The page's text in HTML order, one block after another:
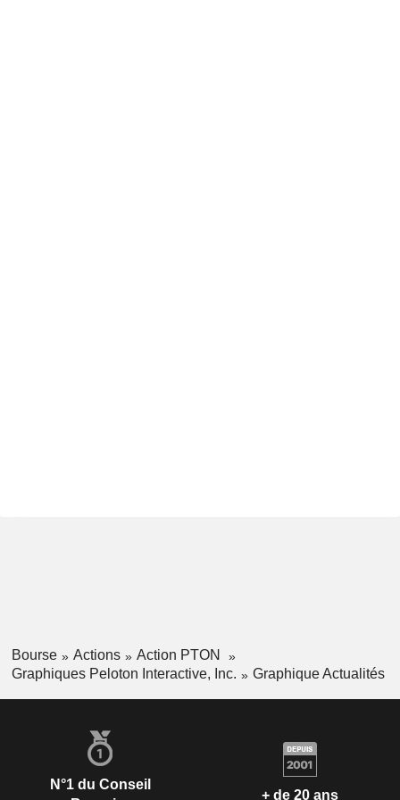
Bourse Actions
Action PTON
Graphiques Peloton Interactive, Inc.
Graphique Actualités
N°1 du Conseil
+ de 20 ans